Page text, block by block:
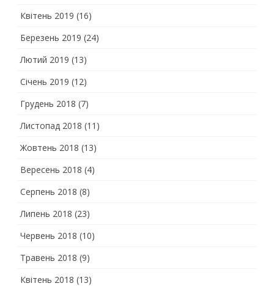
Квітень 2019 (16)
Березень 2019 (24)
Лютий 2019 (13)
Січень 2019 (12)
Грудень 2018 (7)
Листопад 2018 (11)
Жовтень 2018 (13)
Вересень 2018 (4)
Серпень 2018 (8)
Липень 2018 (23)
Червень 2018 (10)
Травень 2018 (9)
Квітень 2018 (13)